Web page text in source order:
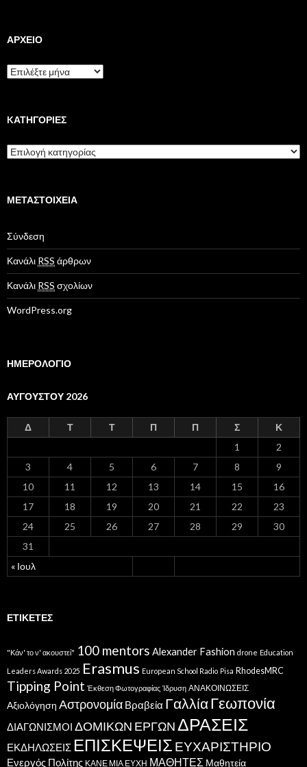
ΑΡΧΕΊΟ
Α
ρ
ίKΑΤΗΓΟΡΊΕΣ
K
α
γ
ί
ε
ς
ΜΕΤΑΣΤΟΙΧΕΊΑ
Σύνδεση
Κανάλι RSS άρθρων
Κανάλι RSS σχολίων
WordPress.org
ΗΜΕΡΟΛΟΓΙΟ
ΑΥΓΟΎΣΤΟΥ 2026
Δ Τ Τ Π Π Σ Κ
« Ιουλ
1
2
3
4 5 6 7 8
9
10
11 12 13 14 15
16
17
18 19 20 21 22
23
24
25 26 27 28 29
30
31
ΕΤΙΚΈΤΕΣ
"Κάν' το ν' ακουστεί" 100 mentors Alexander Fashion drone Education
Leaders Awards 2025 Erasmus European School Radio Pisa RhodesMRC
Tipping Point Έκθεση Φωτογραφίας Ίδρυση ΑΝΑΚΟΙΝΩΣΕΙΣ
Αξιολόγηση Αστρονομία Βραβεία ΓαλλίαΓεωπονία
ΔΙΑΓΩΝΙΣΜΟΙ ΔΟΜΙΚΩΝ ΕΡΓΩΝ ΔΡΑΣΕΙΣ
ΕΚΔΗΛΩΣΕΙΣ ΕΠΙΣΚΕΨΕΙΣ ΕΥΧΑΡΙΣΤΗΡΙΟ
Ενεργός Πολίτης ΚΑΝΕ ΜΙΑ ΕΥΧΗ ΜΑΘΗΤΕΣ Μαθητεία